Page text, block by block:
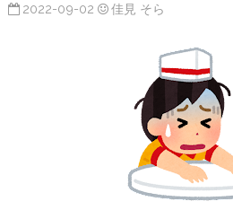
2022-09-02 佳見 そら